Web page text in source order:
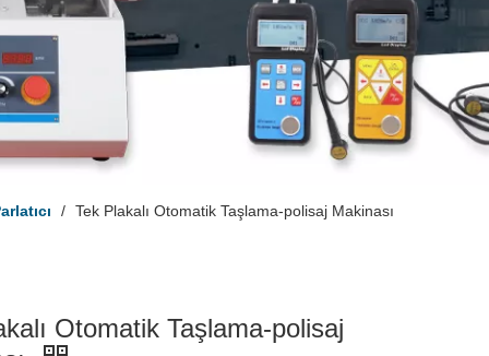
/ Tek Plakalı Otomatik Taşlama-polisaj Makinası
Otomatik Taşlama-polisaj